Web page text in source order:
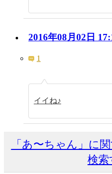
2016年08月02日
1
イイね♪
「あ〜ちゃん」に
検索